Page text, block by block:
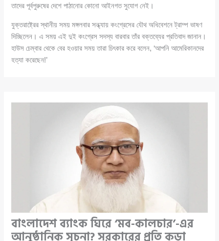
তাদের পূর্বপুরুষের দেশে পাঠানোর কোনো আইনগত সুযোগ নেই।
যুক্তরাষ্ট্রের স্থানীয় সময় মঙ্গলবার সন্ধ্যায় কংগ্রেসের যৌথ অধিবেশনে ট্রাম্প ভাষণ
দিচ্ছিলেন। এ সময় এই দুই কংগ্রেস সদস্য বারবার তাঁর বক্তব্যের প্রতিবাদ জানান।
হাউস চেম্বার থেকে বের হওয়ার সময় তারা চিৎকার করে বলেন, ‘আপনি আমেরিকানদের
হত্যা করেছেন!’
বাংলাদেশ ব্যাংক ঘিরে ‘মব-কালচার’-এর